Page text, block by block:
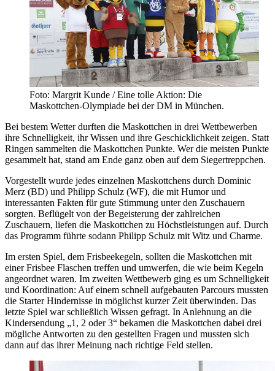
Foto: Margrit Kunde / Eine tolle Aktion: Die
Maskottchen-Olympiade bei der DM in München.
Bei bestem Wetter durften die Maskottchen in drei Wettbewerben
ihre Schnelligkeit, ihr Wissen und ihre Geschicklichkeit zeigen. Statt
Ringen sammelten die Maskottchen Punkte. Wer die meisten Punkte
gesammelt hat, stand am Ende ganz oben auf dem Siegertreppchen.
Vorgestellt wurde jedes einzelnen Maskottchens durch Dominic
Merz (BD) und Philipp Schulz (WF), die mit Humor und
interessanten Fakten für gute Stimmung unter den Zuschauern
sorgten. Beflügelt von der Begeisterung der zahlreichen
Zuschauern, liefen die Maskottchen zu Höchstleistungen auf. Durch
das Programm führte sodann Philipp Schulz mit Witz und Charme.
Im ersten Spiel, dem Frisbeekegeln, sollten die Maskottchen mit
einer Frisbee Flaschen treffen und umwerfen, die wie beim Kegeln
angeordnet waren. Im zweiten Wettbewerb ging es um Schnelligkeit
und Koordination: Auf einem schnell aufgebauten Parcours mussten
die Starter Hindernisse in möglichst kurzer Zeit überwinden. Das
letzte Spiel war schließlich Wissen gefragt. In Anlehnung an die
Kindersendung „1, 2 oder 3“ bekamen die Maskottchen dabei drei
mögliche Antworten zu den gestellten Fragen und mussten sich
dann auf das ihrer Meinung nach richtige Feld stellen.